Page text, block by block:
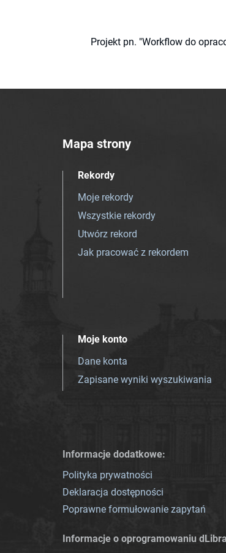
Projekt pn. "Workflow do
Mapa strony
Rekordy
Moje rekordy
Wszystkie rekordy
Utwórz rekord
Jak pracować z rekordem
Moje konto
Dane konta
Zapisane wyniki wyszukiwania
Informacje dodatkowe:
Polityka prywatności
Deklaracja dostępności
Poprawne formułowanie zapytań
Informacje o oprogramowaniu dLibra